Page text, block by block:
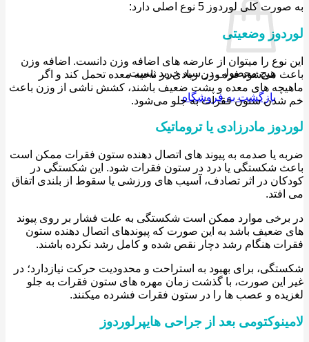
هیچ محصولی در سبد خرید نیست.
بازگشت به فروشگاه
کلی لوردوز 5 نوع اصلی دارد:
وضعیتی
نوع را میتوان از عارضه های اضافه وزن دانست. اضافه وزن
می‌شود فرد وزن زیادی در ناحیه معده تحمل کند و اگر
های معده و پشت ضعیف باشند، کشش ناشی از وزن باعث
ستون فقرات به جلو می‌شود.
مادرزادی یا تروماتیک
یا صدمه به پیوند های اتصال دهنده ستون فقرات ممکن است
شکستگی یا درد در ستون فقرات شود. این شکستگی در
در اثر تصادف، آسیب های ورزشی یا سقوط از بلندی اتفاق
موارد ممکن است شکستگی به علت فشار بر روی پیوند
ضعیف باشد به این صورت که پیوندهای اتصال دهنده ستون
هنگام رشد دچار نقص شده و کامل رشد نکرده باشند.
برای بهبود به استراحت و محدودیت حرکت نیازدارد؛ در
این صورت، با گذشت زمان مهره های ستون فقرات به جلو
و عصب ها را در ستون فقرات فشرده میکنند.
بعد از جراحی هایپرلوردوز